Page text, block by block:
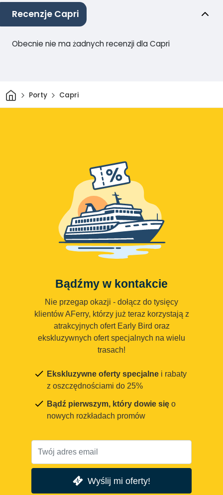
Recenzje Capri
Obecnie nie ma żadnych recenzji dla Capri
DomPorty Capri
Bądźmy w kontakcie
Nie przegap okazji - dołącz do tysięcy
klientów AFerry, którzy już teraz korzystają z
atrakcyjnych ofert Early Bird oraz
ekskluzywnych ofert specjalnych na wielu
trasach!
Ekskluzywne oferty specjalne i rabaty
z oszczędnościami do 25%
Bądź pierwszym, który dowie się o
nowych rozkładach promów
Wyślij mi oferty!